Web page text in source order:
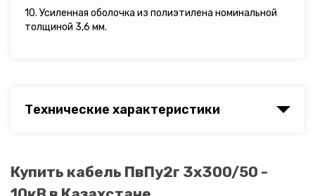
10. Усиленная оболочка из полиэтилена номинальной
толщиной 3,6 мм.
Технические характеристики
Купить кабель ПвПу2г 3х300/50 -